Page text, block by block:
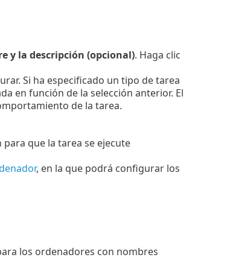
y la descripción (opcional). Haga clic
Si ha especificado un tipo de tarea
en función de la selección anterior. El
de la tarea.
que la tarea se ejecute
, en la que podrá configurar los
los ordenadores con nombres